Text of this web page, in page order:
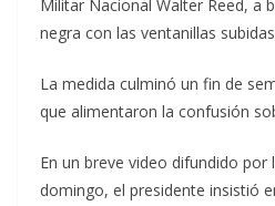
Militar Nacional Walter Reed, a
negra con las ventanillas
La medida culminó un fin de
que alimentaron la confusión
En un breve video difundido por
domingo, el presidente insistió